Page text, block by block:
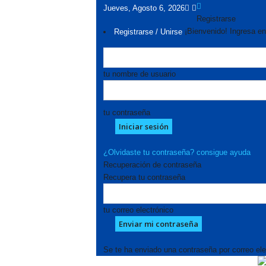
Jueves, Agosto 6, 2026
Registrarse / Unirse
Registrarse
¡Bienvenido! Ingresa
tu nombre de usuario
tu contraseña
¿Olvidaste tu contraseña? consigue ayuda
Recuperación de contraseña
Recupera tu contraseña
tu correo electrónico
Se te ha enviado una contraseña por correo